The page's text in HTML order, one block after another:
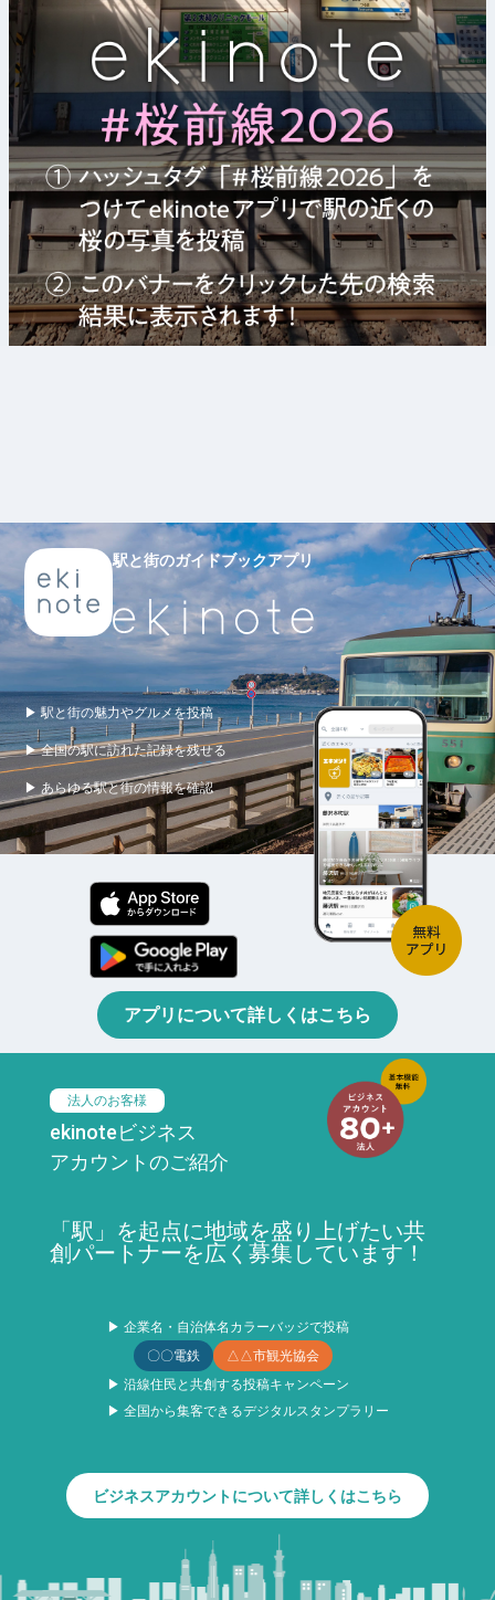
駅と街のガイドブックアプリ
▶ 駅と街の魅力やグルメを投稿
▶ 全国の駅に訪れた記録を残せる
▶ あらゆる駅と街の情報を確認
アプリについて詳しくはこちら
法人のお客様
ekinoteビジネス
アカウントのご紹介
「駅」を起点に地域を盛り上げたい共
創パートナーを広く募集しています！
▶ 企業名・自治体名カラーバッジで投稿
〇〇電鉄
△△市観光協会
▶ 沿線住民と共創する投稿キャンペーン
▶ 全国から集客できるデジタルスタンプラリー
ビジネスアカウントについて詳しくはこちら